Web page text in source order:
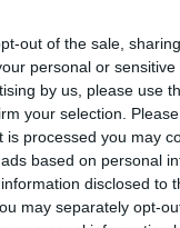
out of the sale,
personal or
by us, please use
your selection.
is processed you may
based on personal
disclosed to
may separately opt-